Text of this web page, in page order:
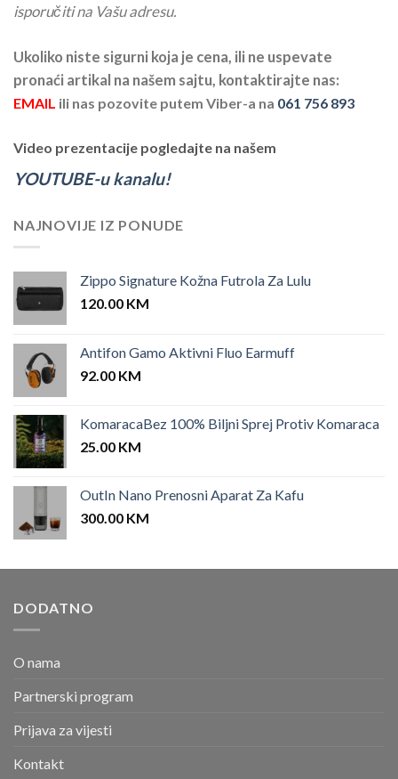
isporučiti na Vašu adresu.
Ukoliko niste sigurni koja je cena, ili ne uspevate
pronaći artikal na našem sajtu, kontaktirajte nas:
EMAIL ili nas pozovite putem Viber-a na 061 756 893
Video prezentacije pogledajte na našem
YOUTUBE-u kanalu!
NAJNOVIJE IZ PONUDE
Zippo Signature Kožna Futrola Za Lulu
120.00 KM
Antifon Gamo Aktivni Fluo Earmuff
92.00 KM
KomaracaBez 100% Biljni Sprej Protiv Komaraca
25.00 KM
OutIn Nano Prenosni Aparat Za Kafu
300.00 KM
DODATNO
O nama
Partnerski program
Prijava za vijesti
Kontakt